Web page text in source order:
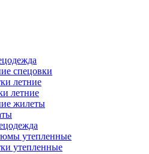
спецовки
летние
летние
жилеты
утепленные
утепленные